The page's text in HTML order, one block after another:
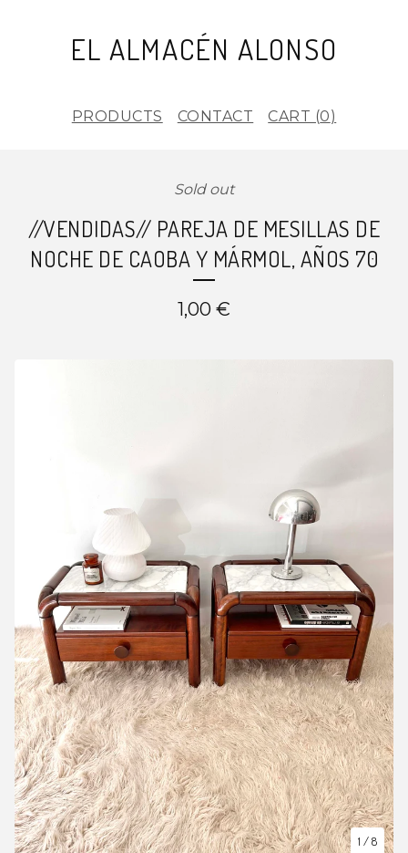
EL ALMACÉN ALONSO
PRODUCTS CONTACT CART (0)
Sold out
//VENDIDAS// PAREJA DE MESILLAS DE
NOCHE DE CAOBA Y MÁRMOL, AÑOS 70
1,00 €
1 / 8